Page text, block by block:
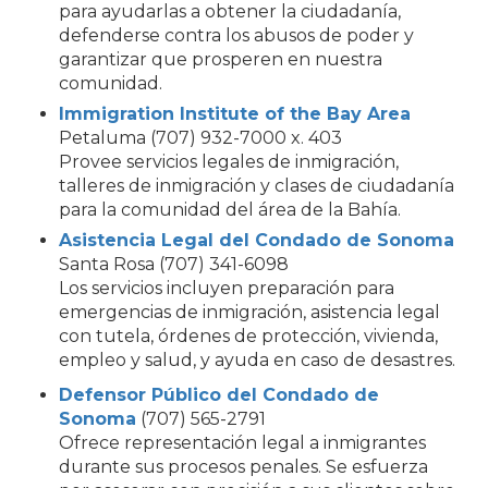
para ayudarlas a obtener la ciudadanía,
defenderse contra los abusos de poder y
garantizar que prosperen en nuestra
comunidad.
Immigration Institute of the Bay Area
Petaluma (707) 932-7000 x. 403
Provee servicios legales de inmigración,
talleres de inmigración y clases de ciudadanía
para la comunidad del área de la Bahía.
Asistencia Legal del Condado de Sonoma
Santa Rosa (707) 341-6098
Los servicios incluyen preparación para
emergencias de inmigración, asistencia legal
con tutela, órdenes de protección, vivienda,
empleo y salud, y ayuda en caso de desastres.
Defensor Público del Condado de
Sonoma (707) 565-2791
Ofrece representación legal a inmigrantes
durante sus procesos penales. Se esfuerza